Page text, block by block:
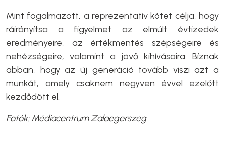
Mint fogalmazott, a reprezentatív kötet célja, hogy
ráirányítsa a figyelmet az elmúlt évtizedek
eredményeire, az értékmentés szépségeire és
nehézségeire, valamint a jövő kihívásaira. Bíznak
abban, hogy az új generáció tovább viszi azt a
munkát, amely csaknem negyven évvel ezelőtt
kezdődött el.
Fotók:Médiacentrum Zalaegerszeg